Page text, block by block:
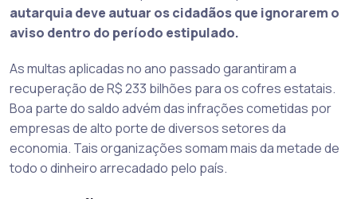
autarquia deve autuar os cidadãos que ignorarem o
aviso dentro do período estipulado.
As multas aplicadas no ano passado garantiram a
recuperação de R$ 233 bilhões para os cofres estatais.
Boa parte do saldo advém das infrações cometidas por
empresas de alto porte de diversos setores da
economia. Tais organizações somam mais da metade de
todo o dinheiro arrecadado pelo país.